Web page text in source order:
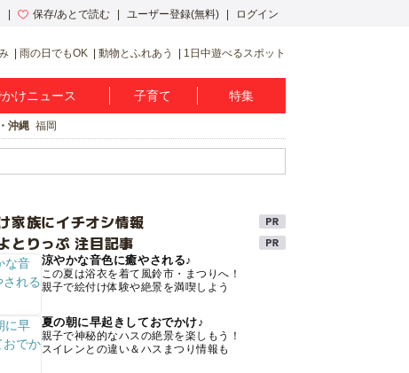
保存/あとで読む ユーザー登録(無料) ログイン
雨の日でもOK 動物とふれあう 1日中遊べるスポット
けニュース 子育て 特集
沖縄 福岡
家族にイチオシ情報
とりっぷ 注目記事
涼やかな音色に癒やされる♪
この夏は浴衣を着て風鈴市・まつりへ！
親子で絵付け体験や絶景を満喫しよう
夏の朝に早起きしておでかけ♪
親子で神秘的なハスの絶景を楽しもう！
スイレンとの違い＆ハスまつり情報も